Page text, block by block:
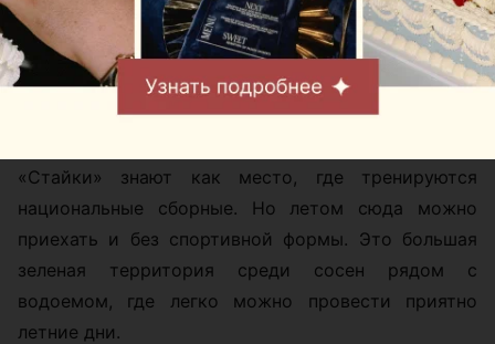
«Стайки» знают как место, где тренируются
национальные сборные. Но летом сюда можно
приехать и без спортивной формы. Это большая
зеленая территория среди сосен рядом с
водоемом, где легко можно провести приятно
летние дни.